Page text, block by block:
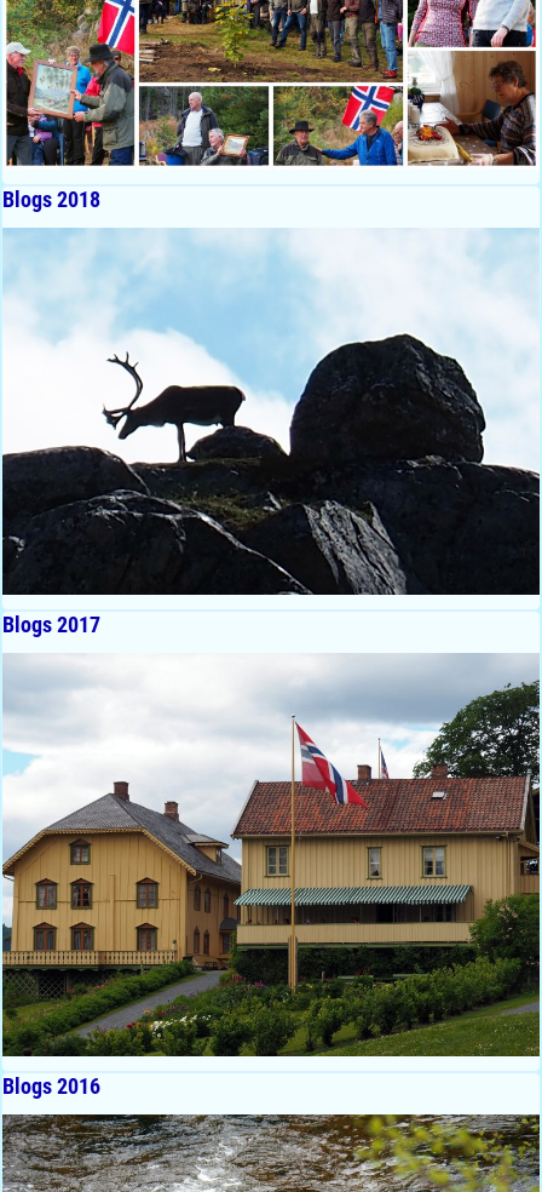
Blogs 2018
Blogs 2017
Blogs 2016